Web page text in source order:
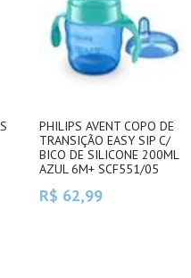
PHILIPS AVENT COPO DE
TRANSIÇÃO EASY SIP C/
BICO DE SILICONE 200ML
AZUL 6M+ SCF551/05
R$ 62,99